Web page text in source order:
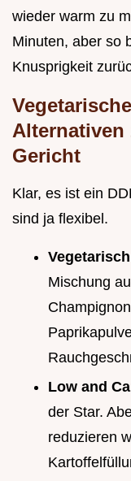
wieder warm zu
Minuten, aber so
Knusprigkeit
Alternativen
Gericht
Klar, es ist ein
sind ja flexibel.
Mischung
Low and
der Star.
reduzieren